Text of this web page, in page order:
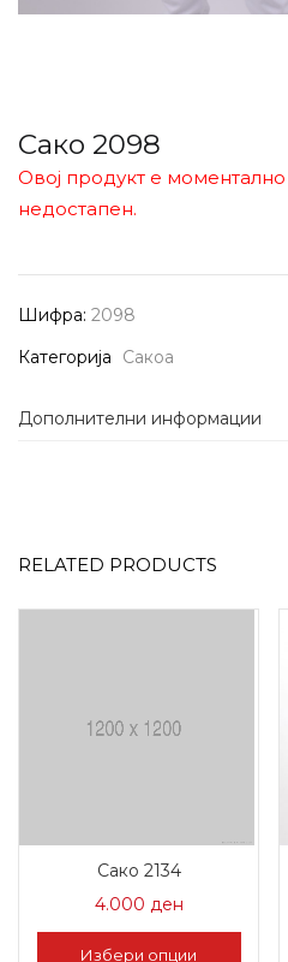
Сако 2098
Овој продукт е моментално
недостапен.
Шифра: 2098
Категорија
Сакоа
Дополнителни информации
RELATED PRODUCTS
Сако 2134
4.000 ден
Избери опции